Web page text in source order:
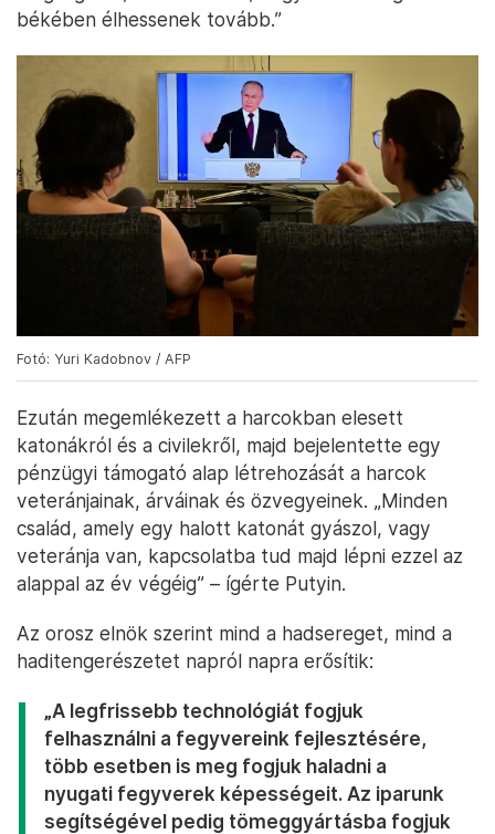
békében élhessenek tovább.”
Fotó: Yuri Kadobnov / AFP
Ezután megemlékezett a harcokban elesett
katonákról és a civilekről, majd bejelentette egy
pénzügyi támogató alap létrehozását a harcok
veteránjainak, árváinak és özvegyeinek. „Minden
család, amely egy halott katonát gyászol, vagy
veteránja van, kapcsolatba tud majd lépni ezzel az
alappal az év végéig” – ígérte Putyin.
Az orosz elnök szerint mind a hadsereget, mind a
haditengerészetet napról napra erősítik:
„A legfrissebb technológiát fogjuk
felhasználni a fegyvereink fejlesztésére,
több esetben is meg fogjuk haladni a
nyugati fegyverek képességeit. Az iparunk
segítségével pedig tömeggyártásba fogjuk